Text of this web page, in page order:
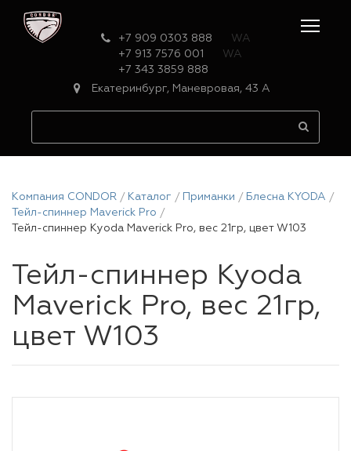
+7 909 0303 888
WA
+7 913 7576 001
WA
+7 343 3859 888
Екатеринбург, Маневровая, 43 А
Компания CONDOR Каталог Приманки
Блесна KYODA
Тейл-спиннер Maverick Pro
Тейл-спиннер Kyoda Maverick Pro, вес 21гр, цвет W103
Тейл-спиннер Kyoda
Maverick Pro, вес 21гр,
цвет W103